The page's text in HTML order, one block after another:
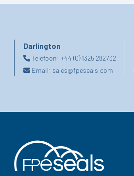
Darlington
Telefoon:+44 (0) 1325 282732
Email: sales@fpeseals.com